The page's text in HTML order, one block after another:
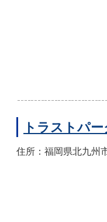
トラストパ
住所：福岡県北九州